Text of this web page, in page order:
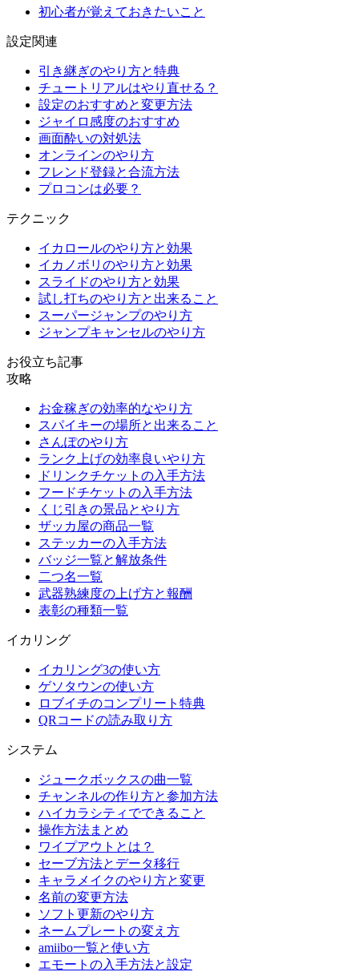
初心者が覚えておきたいこと
設定関連
引き継ぎのやり方と特典
チュートリアルはやり直せる？
設定のおすすめと変更方法
ジャイロ感度のおすすめ
画面酔いの対処法
オンラインのやり方
フレンド登録と合流方法
プロコンは必要？
テクニック
イカロールのやり方と効果
イカノボリのやり方と効果
スライドのやり方と効果
試し打ちのやり方と出来ること
スーパージャンプのやり方
ジャンプキャンセルのやり方
お役立ち記事
攻略
お金稼ぎの効率的なやり方
スパイキーの場所と出来ること
さんぽのやり方
ランク上げの効率良いやり方
ドリンクチケットの入手方法
フードチケットの入手方法
くじ引きの景品とやり方
ザッカ屋の商品一覧
ステッカーの入手方法
バッジ一覧と解放条件
二つ名一覧
武器熟練度の上げ方と報酬
表彰の種類一覧
イカリング
イカリング3の使い方
ゲソタウンの使い方
ロブイチのコンプリート特典
QRコードの読み取り方
システム
ジュークボックスの曲一覧
チャンネルの作り方と参加方法
ハイカラシティでできること
操作方法まとめ
ワイプアウトとは？
セーブ方法とデータ移行
キャラメイクのやり方と変更
名前の変更方法
ソフト更新のやり方
ネームプレートの変え方
amiibo一覧と使い方
エモートの入手方法と設定